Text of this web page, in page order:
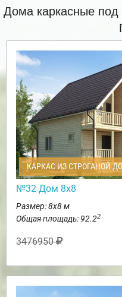
Дома каркасные
КАРКАС ИЗ СТРОГАНОЙ
№32 Дом 8х8
Размер: 8х8 м
Общая площадь: 92.22
3476950